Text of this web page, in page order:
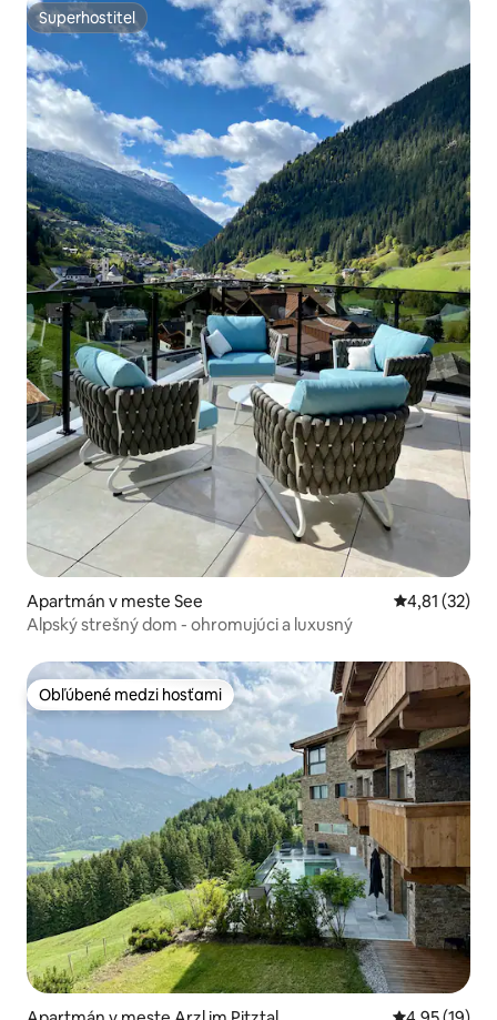
Superhostiteľ
Superhostiteľ
Apartmán v meste See Priemerné
4,81 (32)
Alpský strešný dom - ohromujúci a luxusný
Obľúbené medzi hosťami
Obľúbené medzi hosťami